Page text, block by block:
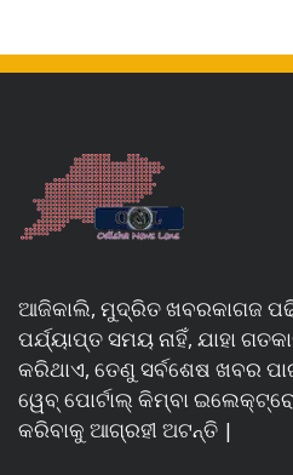
ଆଜିକାଲି, ମୁଦ୍ରିତ ଖବରକାଗଜ
ପର୍ଯ୍ୟାପ୍ତ ସମୟ ନାହିଁ, ଯାହା
କରିଥାଏ, ତେଣୁ ସର୍ବଶେଷ ଖବର
ୱେବ୍ ପୋର୍ଟାଲ୍ କିମ୍ବା
କରିବାକୁ ଆଗ୍ରହୀ ଅଟନ୍ତି |